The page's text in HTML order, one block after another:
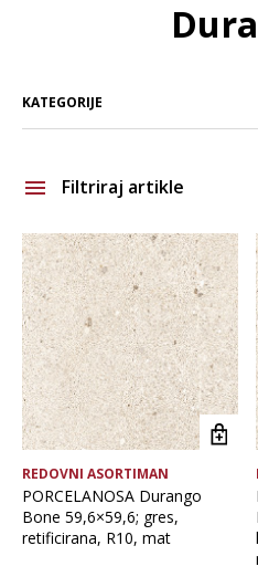
KATEGORIJE
Filtriraj artikle
Brand
Debljina
Format pločice
Glavna boja
Namjena pločice
REDOVNI ASORTIMAN
PORCELANOSA Durango
Bone 59,6×59,6; gres,
retificirana, R10, mat